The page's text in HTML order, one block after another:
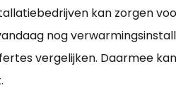
kan zorgen
nog
vergelijken. Daarmee